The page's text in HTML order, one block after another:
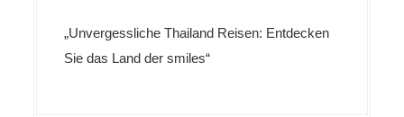
„Unvergessliche Thailand Reisen: Entdecken
Sie das Land der smiles“